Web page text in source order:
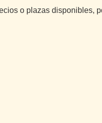
o plazas disponibles,